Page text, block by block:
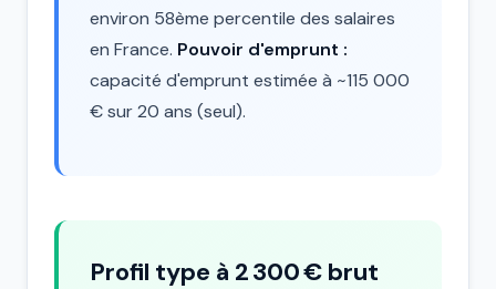
environ 58ème percentile des salaires
en France. Pouvoir d'emprunt :
capacité d'emprunt estimée à ~115 000
€ sur 20 ans (seul).
Profil type à 2 300 € brut